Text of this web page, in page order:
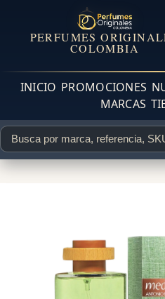
PERFUMES
COLOMBIA
INICIO PROMOCIONES
MARCAS